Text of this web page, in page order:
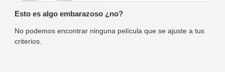
Esto es algo embarazoso ¿no?
No podemos encontrar ninguna película que se ajuste a tus
criterios.